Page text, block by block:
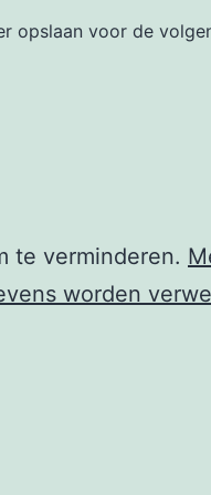
opslaan voor de
te verminderen.
worden